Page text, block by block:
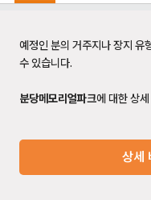
예정인 분의 거주지나 장지 유
수 있습니다.
분당메모리얼파크에 대한 상
상세